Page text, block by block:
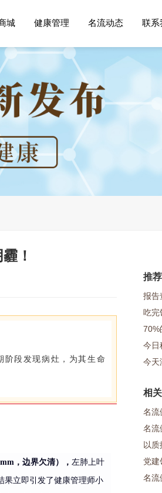
城 健康管理 名流动态 联系
！
阶段发现病灶，为其生命
，边界欠清） ， 左肺上叶
果立即引发了健康管理师小
推
报告
吃完
今天
相